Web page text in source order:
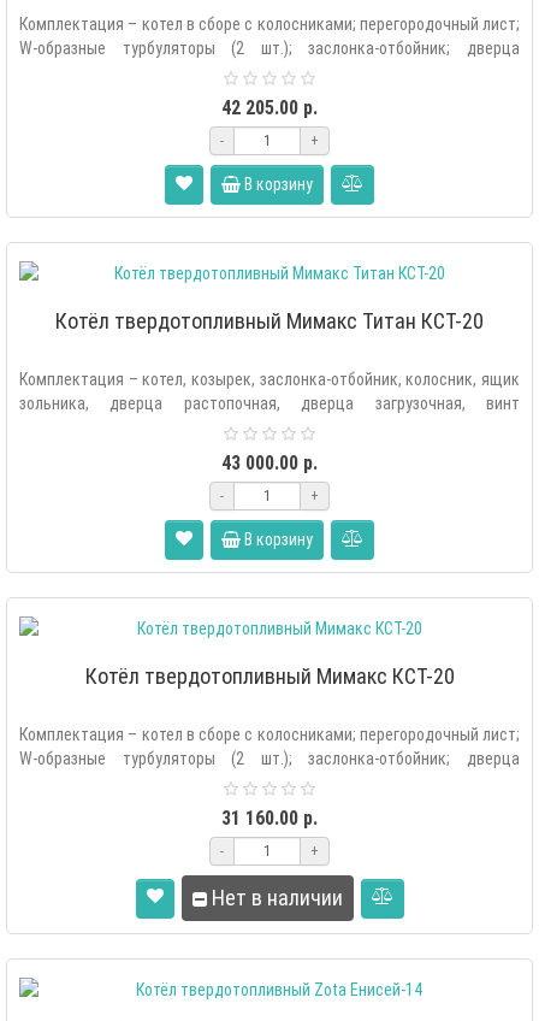
Комплектация – котел в сборе с колосниками; перегородочный лист;
W-образные турбуляторы (2 шт.); заслонка-отбойник; дверца
42 205.00 р.
- +
В корзину
Котёл твердотопливный Мимакс Титан КСТ-20
Комплектация – котел, козырек, заслонка-отбойник, колосник, ящик
зольника, дверца растопочная, дверца загрузочная, винт
43 000.00 р.
- +
В корзину
Котёл твердотопливный Мимакс КСТ-20
Комплектация – котел в сборе с колосниками; перегородочный лист;
W-образные турбуляторы (2 шт.); заслонка-отбойник; дверца
31 160.00 р.
- +
Нет в наличии